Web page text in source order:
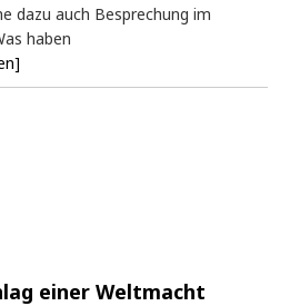
dazu auch Besprechung im
haben
einer Weltmacht